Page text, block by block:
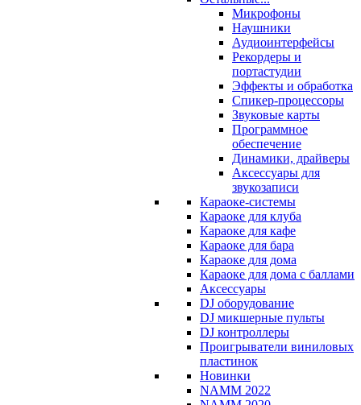
Микрофоны
Наушники
Аудиоинтерфейсы
Рекордеры и
портастудии
Эффекты и обработка
Спикер-процессоры
Звуковые карты
Программное
обеспечение
Динамики, драйверы
Аксессуары для
звукозаписи
Караоке-системы
Караоке для клуба
Караоке для кафе
Караоке для бара
Караоке для дома
Караоке для дома с баллами
Аксессуары
DJ оборудование
DJ микшерные пульты
DJ контроллеры
Проигрыватели виниловых
пластинок
Новинки
NAMM 2022